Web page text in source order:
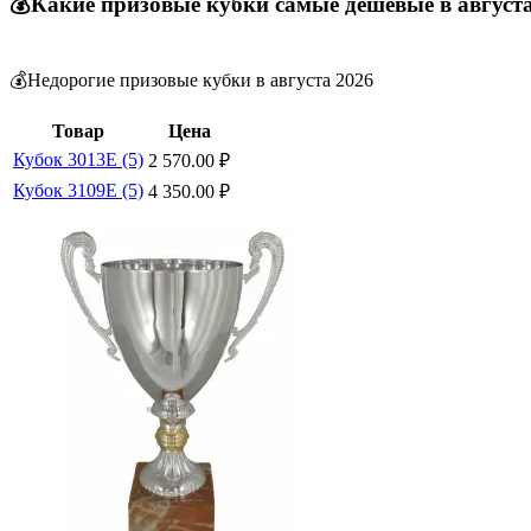
💰Недорогие призовые кубки в августа 2026
Товар
Цена
Кубок 3013E (5) 2 570.00 ₽
Кубок 3109E (5) 4 350.00 ₽